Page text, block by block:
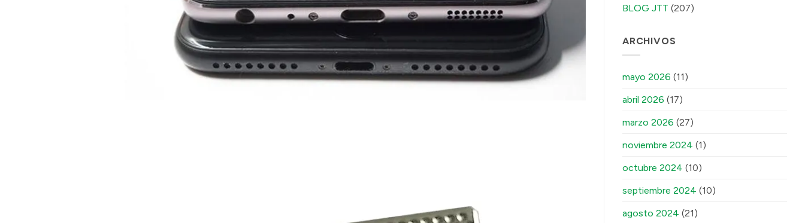
BLOG JTT (207)
ARCHIVOS
mayo 2026 (11)
abril 2026 (17)
marzo 2026 (27)
noviembre 2024 (1)
octubre 2024 (10)
septiembre 2024 (10)
agosto 2024 (21)